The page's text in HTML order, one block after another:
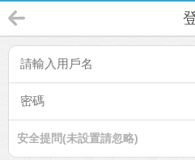
安全提問(未設置請忽略)